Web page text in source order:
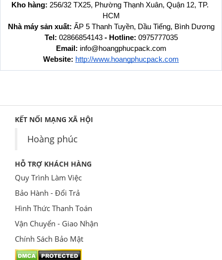
Kho hàng: 256/32 TX25, Phường Thạnh Xuân, Quận 12, TP.
HCM
Nhà máy sản xuất: ẤP 5 Thanh Tuyền, Dầu Tiếng, Bình Dương
Tel: 02866854143 - Hotline: 0975777035
Email: info@hoangphucpack.com
Website: http://www.hoangphucpack.com
KẾT NỐI MẠNG XÃ HỘI
Hoàng phúc
HỖ TRỢ KHÁCH HÀNG
Quy Trình Làm Việc
Bảo Hành - Đổi Trả
Hình Thức Thanh Toán
Vận Chuyển - Giao Nhận
Chính Sách Bảo Mật